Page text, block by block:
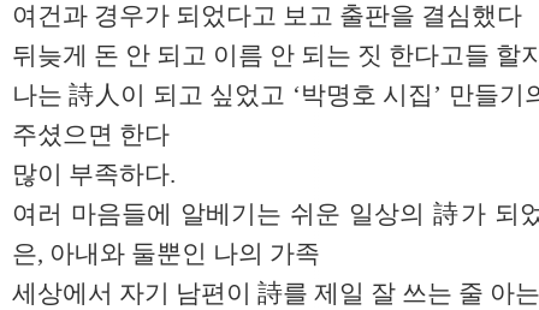
여건과 경우가 되었다고 보고 출판을 결심했다
뒤늦게 돈 안 되고 이름 안 되는 짓 한다고들 할
나는 詩人이 되고 싶었고 ‘박명호 시집’ 만들
주셨으면 한다
많이 부족하다.
여러 마음들에 알베기는 쉬운 일상의 詩가 되
은, 아내와 둘뿐인 나의 가족
세상에서 자기 남편이 詩를 제일 잘 쓰는 줄 아